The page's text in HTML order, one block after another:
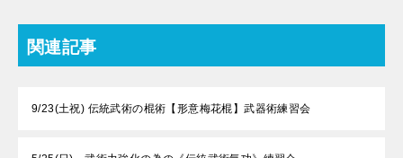
関連記事
9/23(土祝) 伝統武術の棍術【形意梅花棍】武器術練習会